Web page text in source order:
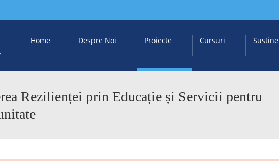
Home Despre Noi Proiecte Cursuri Sustine
Rezilienței prin Educație și Servicii pentru